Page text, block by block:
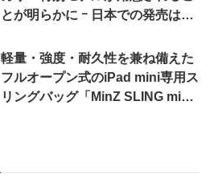
とが明らかに ｰ 日本での発売は期
軽量・強度・耐久性を兼ね備えた
フルオープン式のiPad mini専用ス
リングバッグ「MinZ SLING mini